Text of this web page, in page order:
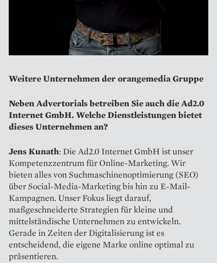
Weitere Unternehmen der orangemedia Gruppe
Neben Advertorials betreiben Sie auch die Ad2.0
Internet GmbH. Welche Dienstleistungen bietet
dieses Unternehmen an?
Jens Kunath: Die Ad2.0 Internet GmbH ist unser
Kompetenzzentrum für Online-Marketing. Wir
bieten alles von Suchmaschinenoptimierung (SEO)
über Social-Media-Marketing bis hin zu E-Mail-
Kampagnen. Unser Fokus liegt darauf,
maßgeschneiderte Strategien für kleine und
mittelständische Unternehmen zu entwickeln.
Gerade in Zeiten der Digitalisierung ist es
entscheidend, die eigene Marke online optimal zu
präsentieren.